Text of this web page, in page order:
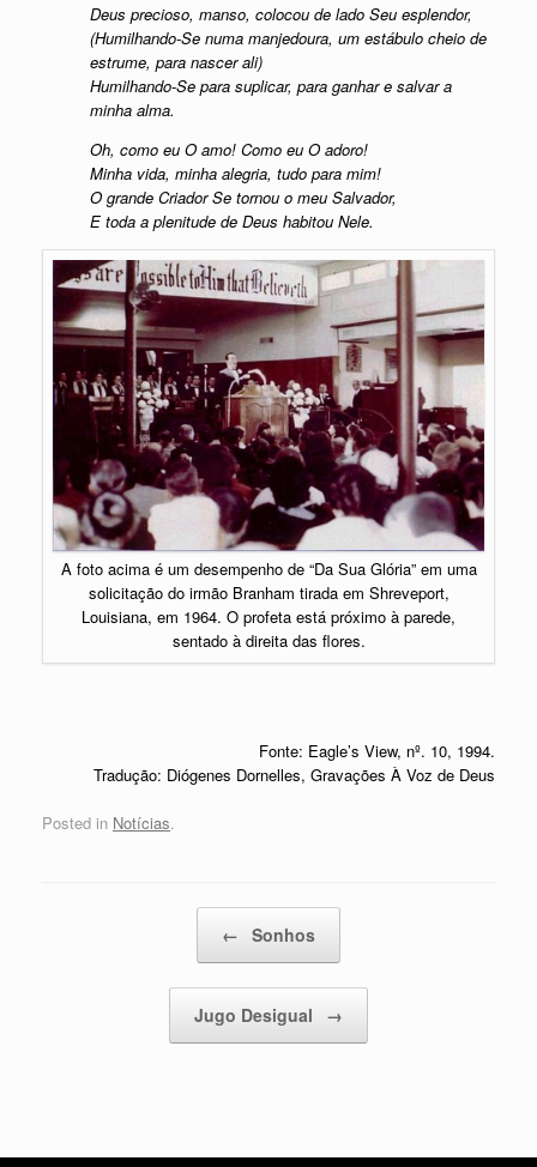
Deus precioso, manso, colocou de lado Seu esplendor,
(Humilhando-Se numa manjedoura, um estábulo cheio de
estrume, para nascer ali)
Humilhando-Se para suplicar, para ganhar e salvar a
minha alma.
Oh, como eu O amo! Como eu O adoro!
Minha vida, minha alegria, tudo para mim!
O grande Criador Se tornou o meu Salvador,
E toda a plenitude de Deus habitou Nele.
A foto acima é um desempenho de “Da Sua Glória” em uma
solicitação do irmão Branham tirada em Shreveport,
Louisiana, em 1964. O profeta está próximo à parede,
sentado à direita das flores.
Fonte: Eagle’s View, nº. 10, 1994.
Tradução: Diógenes Dornelles, Gravações À Voz de Deus
Posted in Notícias.
← Sonhos
Jugo Desigual →